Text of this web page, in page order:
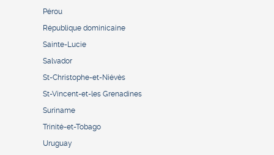
Pérou
République dominicaine
Sainte-Lucie
Salvador
St-Christophe-et-Niévès
St-Vincent-et-les Grenadines
Suriname
Trinité-et-Tobago
Uruguay